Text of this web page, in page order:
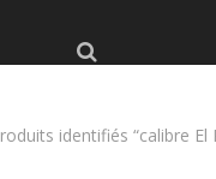
identifiés “calibre El